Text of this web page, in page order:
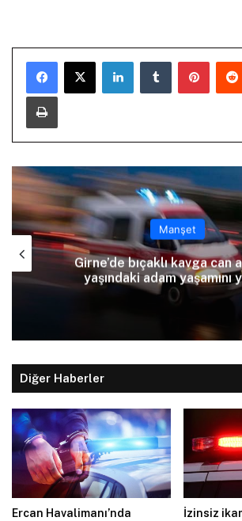
LinkedInTumblr
Yazdır
Manşet
Girne’de bıçaklı kavga can
yaşındaki adam yaşamını
Diğer Haberler
Ercan Havalimanı’nda
İzinsiz